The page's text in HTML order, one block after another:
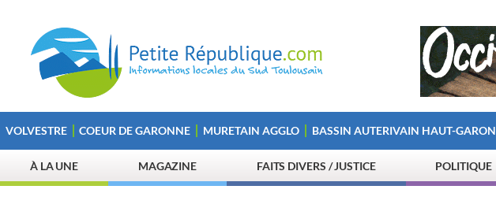
VOLVESTRE COEUR DE GARONNE MURETAIN AGGLO BASSIN AUTERIVAIN HAUT-
À LA UNE MAGAZINE FAITS DIVERS / JUSTICE POLITIQUE